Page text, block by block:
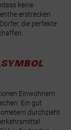
keine
erstrecken
die perfekte
Einwohnern
Ein gut
durchzieht